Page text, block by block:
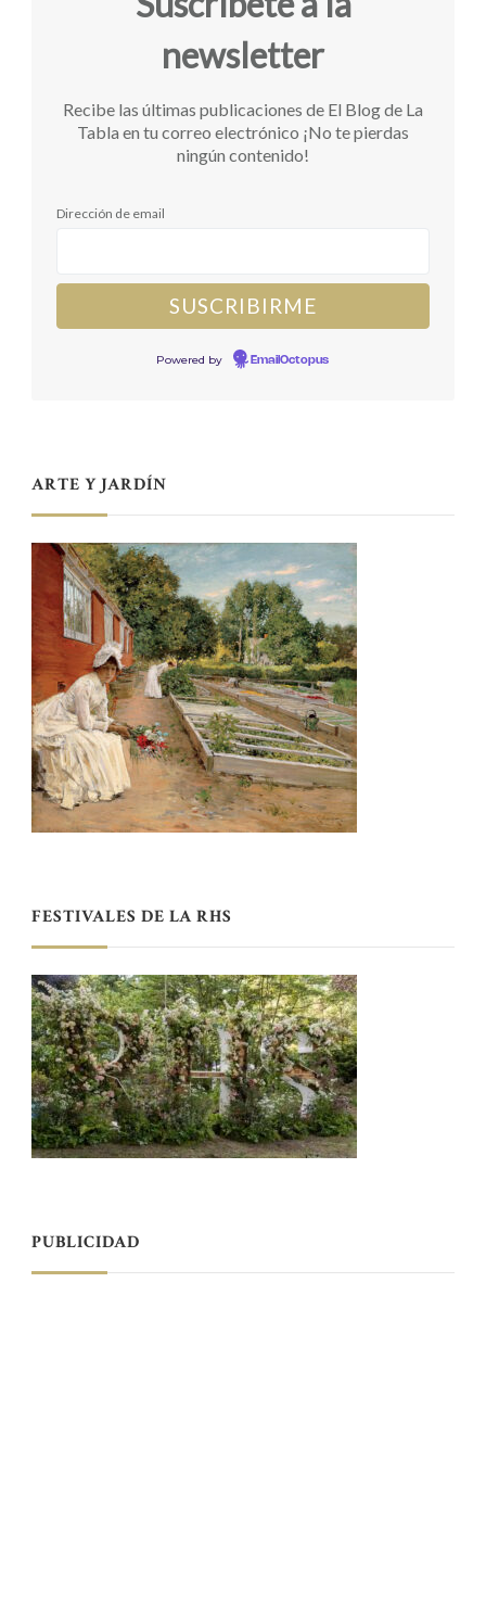
newsletter
Recibe las últimas publicaciones de El Blog de La
Tabla en tu correo electrónico ¡No te pierdas
ningún contenido!
Dirección de email
Powered by EmailOctopus
ARTE Y JARDÍN
FESTIVALES DE LA RHS
PUBLICIDAD